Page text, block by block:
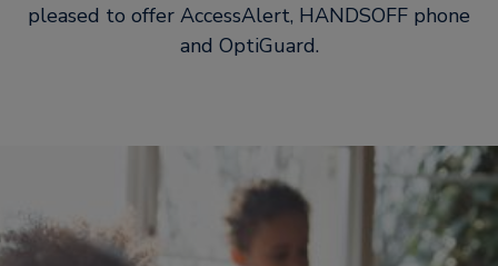
pleased to offer AccessAlert, HANDSOFF phone
and OptiGuard.